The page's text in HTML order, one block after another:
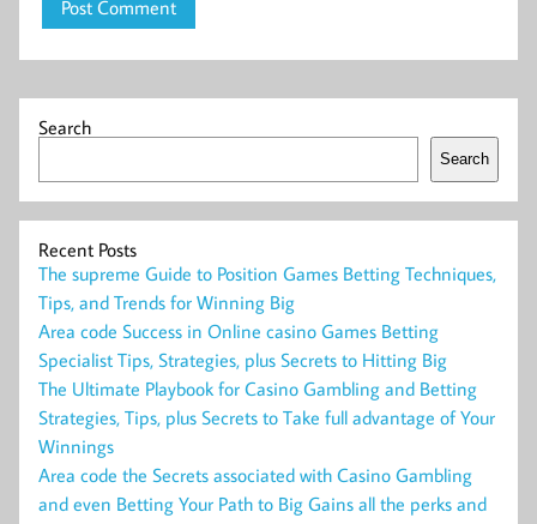
Search
Search
Recent Posts
The supreme Guide to Position Games Betting Techniques,
Tips, and Trends for Winning Big
Area code Success in Online casino Games Betting
Specialist Tips, Strategies, plus Secrets to Hitting Big
The Ultimate Playbook for Casino Gambling and Betting
Strategies, Tips, plus Secrets to Take full advantage of Your
Winnings
Area code the Secrets associated with Casino Gambling
and even Betting Your Path to Big Gains all the perks and